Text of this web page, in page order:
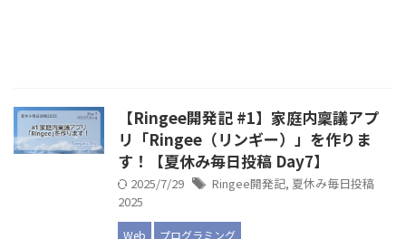
【Ringee開発記 #1】家庭内稟議アプ
リ「Ringee（リンギー）」を作りま
す！【夏休み毎日投稿 Day7】
2025/7/29 Ringee開発記, 夏休み毎日投稿
2025
Web プログラミング